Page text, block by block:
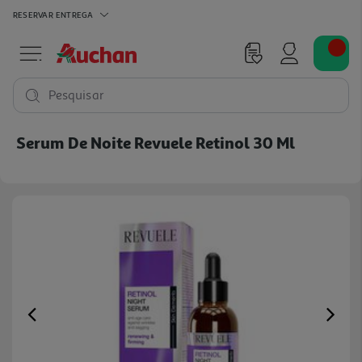
RESERVAR ENTREGA
Pesquisar
Serum De Noite Revuele Retinol 30 Ml
Previous